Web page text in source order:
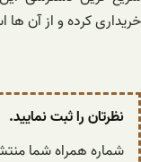
خریداری کرده و از آن ها
نظرتان را ثبت نمایید.
شماره همراه شما